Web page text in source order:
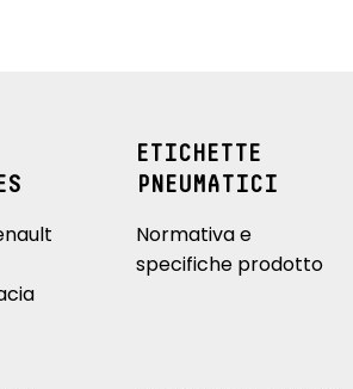
ETICHETTE
PNEUMATICI
Normativa e
specifiche prodotto